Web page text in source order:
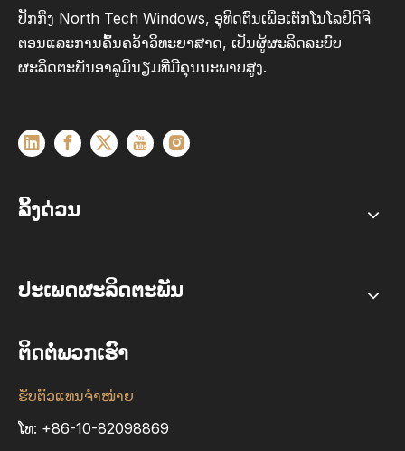
ປັກກິ່ງ North Tech Windows, ອຸທິດຕົນເພື່ອເຕັກໂນໂລຢີດິຈິ
ຕອນແລະການຄົ້ນຄວ້າວິທະຍາສາດ, ເປັນຜູ້ຜະລິດລະບົບ
ຜະລິດຕະພັນອາລູມິນຽມທີ່ມີຄຸນນະພາບສູງ.
ລິ້ງດ່ວນ
ປະເພດຜະລິດຕະພັນ
ຕິດຕໍ່ພວກເຮົາ
ຮັບຕົວແທນຈຳໜ່າຍ
ໂທ: +86-10-82098869